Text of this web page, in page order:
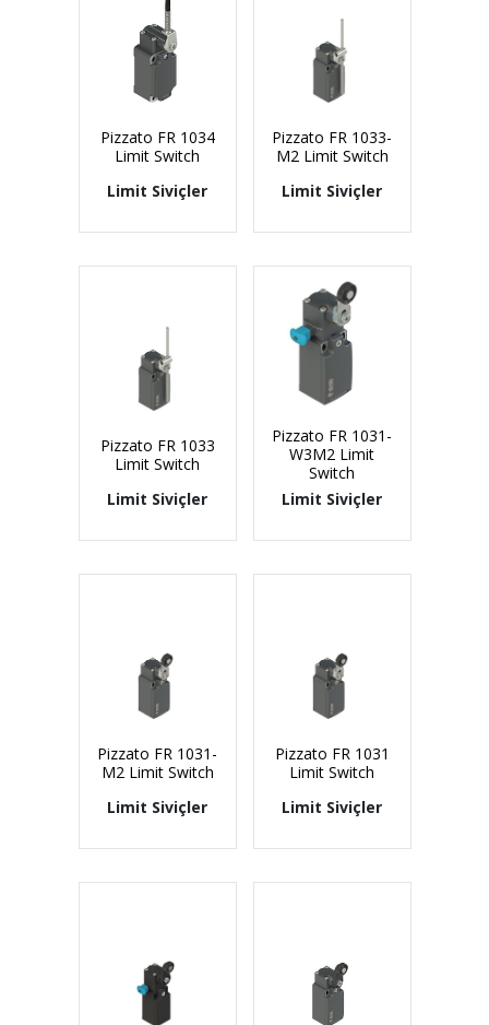
Pizzato FR 1034
Limit Switch
Limit Siviçler
Pizzato FR 1033-
M2 Limit Switch
Limit Siviçler
Pizzato FR 1033
Limit Switch
Limit Siviçler
Pizzato FR 1031-
W3M2 Limit
Switch
Limit Siviçler
Pizzato FR 1031-
M2 Limit Switch
Limit Siviçler
Pizzato FR 1031
Limit Switch
Limit Siviçler